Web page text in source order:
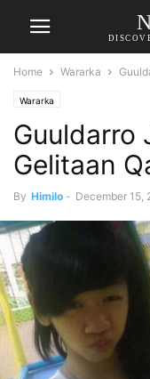
Home Wararka
Wararka
Guuldarro
Gelitaan
By Himilo - December 15,